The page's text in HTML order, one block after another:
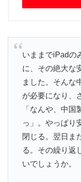
いままでiPadの
に、その絶大な
ました。そんな
が必要になり、
「なんや、中
っ」。やっぱり
閉じる。翌日ま
る。その繰り返
いでしょうか。